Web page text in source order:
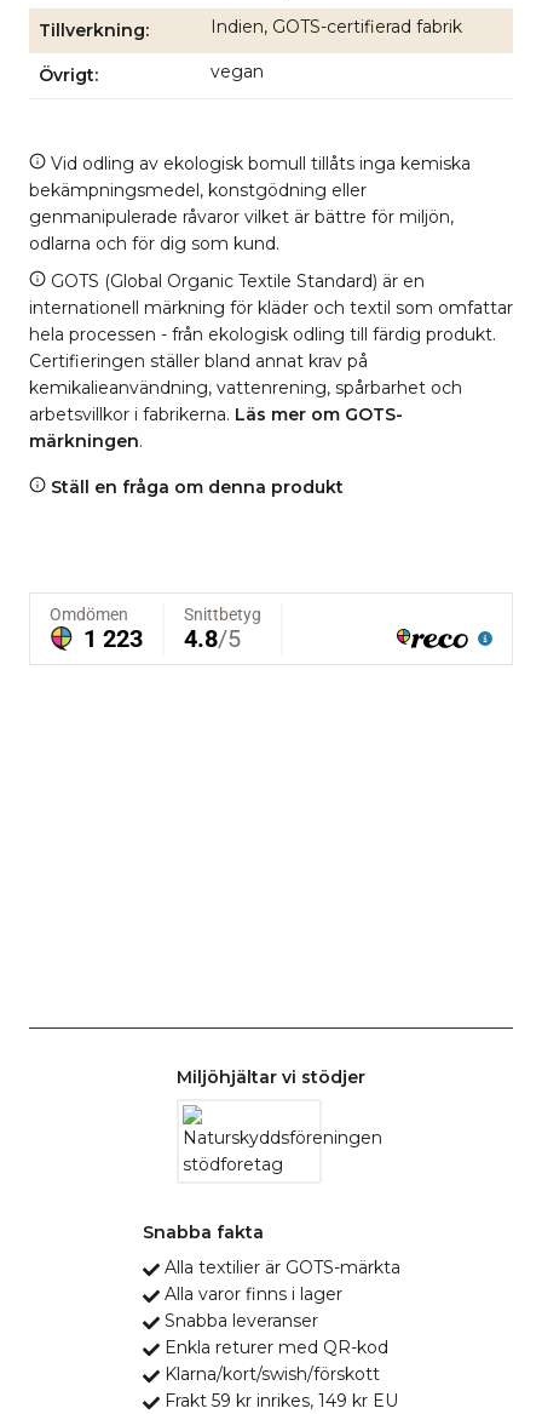
Tillverkning Indien, GOTS-certifierad fabrik
Övrigt vegan
Vid odling av ekologisk bomull tillåts inga kemiska
bekämpningsmedel, konstgödning eller
genmanipulerade råvaror vilket är bättre för miljön,
odlarna och för dig som kund.
GOTS (Global Organic Textile Standard) är en
internationell märkning för kläder och textil som omfattar
hela processen - från ekologisk odling till färdig produkt.
Certifieringen ställer bland annat krav på
kemikalieanvändning, vattenrening, spårbarhet och
arbetsvillkor i fabrikerna. Läs mer om GOTS-
märkningen.
Ställ en fråga om denna produkt
Miljöhjältar vi stödjer
Snabba fakta
Alla textilier är GOTS-märkta
Alla varor finns i lager
Snabba leveranser
Enkla returer med QR-kod
Klarna/kort/swish/förskott
Frakt 59 kr inrikes, 149 kr EU